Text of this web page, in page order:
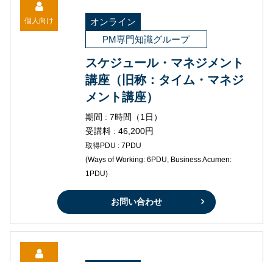
個人向け
オンライン
PM専門知識グループ
スケジュール・マネジメント
講座（旧称：タイム・マネジ
メント講座）
期間 : 7時間（1日）
受講料 : 46,200円
取得PDU : 7PDU
(Ways of Working: 6PDU, Business Acumen:
1PDU)
お問い合わせ